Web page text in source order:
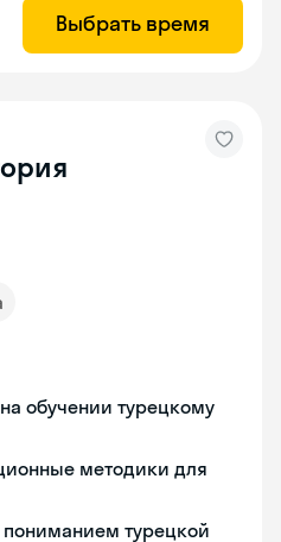
Выбрать время
обучении турецкому
методики для
пониманием турецкой